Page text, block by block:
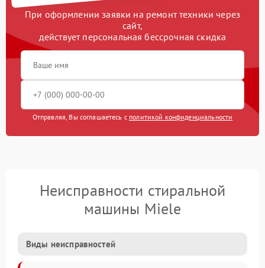
При оформлении заявки на ремонт техники через
сайт,
действует персональная бессрочная скидка
Отправляя, Вы соглашаетесь с политикой конфиденциальности
Неисправности стиральной
машины Miele
Виды неисправностей